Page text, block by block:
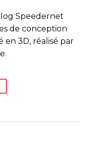
Speedernet
de conception
en 3D, réalisé par